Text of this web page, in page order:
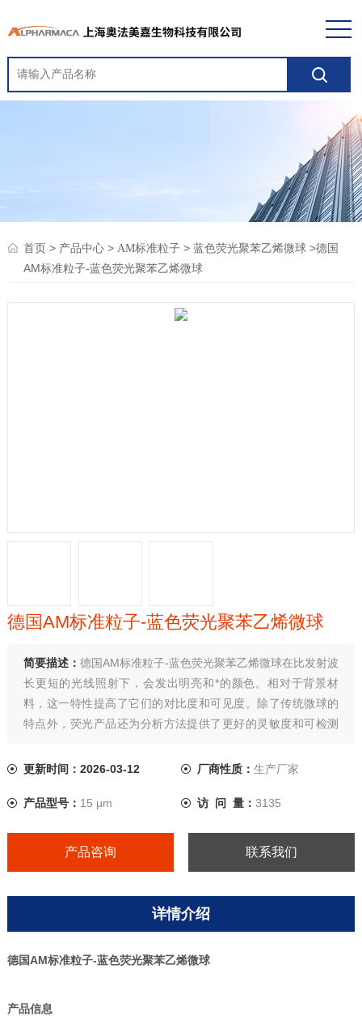
首页> 产品中心> AM标准粒子> 蓝色荧光聚苯乙烯微球>德国
AM标准粒子-蓝色荧光聚苯乙烯微球
德国AM标准粒子-蓝色荧光聚苯乙烯微球
简要描述： 德国AM标准粒子-蓝色荧光聚苯乙烯微球在比发射波
长更短的光线照射下，会发出明亮和*的颜色。相对于背景材
料，这一特性提高了它们的对比度和可见度。除了传统微球的
特点外，荧光产品还为分析方法提供了更好的灵敏度和可检测
更新时间：2026-03-12
厂商性质： 生产厂家
产品型号： 15 µm 访 问 量： 3135
产品咨询 联系我们
详情介绍
德国AM标准粒子-蓝色荧光聚苯乙烯微球
产品信息